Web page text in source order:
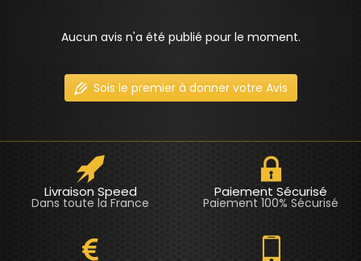
Aucun avis n'a été publié pour le moment.
Sois le premier à donner votre Avis
Livraison Speed
Dans toute la France
Paiement Sécurisé
Paiement 100% Sécurisé